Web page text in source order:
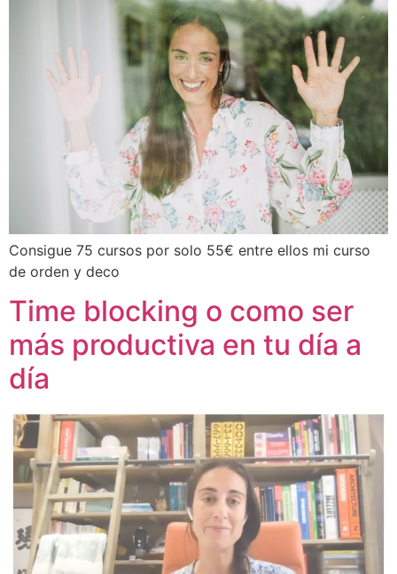
Consigue 75 cursos por solo 55€ entre ellos mi curso
de orden y deco
Time blocking o como ser
más productiva en tu día a
día